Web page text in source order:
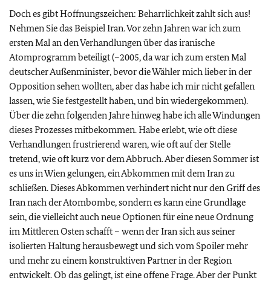
Doch es gibt Hoffnungszeichen: Beharrlichkeit zahlt sich aus!
Nehmen Sie das Beispiel Iran. Vor zehn Jahren war ich zum
ersten Mal an den Verhandlungen über das iranische
Atomprogramm beteiligt (–2005, da war ich zum ersten Mal
deutscher Außenminister, bevor die Wähler mich lieber in der
Opposition sehen wollten, aber das habe ich mir nicht gefallen
lassen, wie Sie festgestellt haben, und bin wiedergekommen).
Über die zehn folgenden Jahre hinweg habe ich alle Windungen
dieses Prozesses mitbekommen. Habe erlebt, wie oft diese
Verhandlungen frustrierend waren, wie oft auf der Stelle
tretend, wie oft kurz vor dem Abbruch. Aber diesen Sommer ist
es uns in Wien gelungen, ein Abkommen mit dem Iran zu
schließen. Dieses Abkommen verhindert nicht nur den Griff des
Iran nach der Atombombe, sondern es kann eine Grundlage
sein, die vielleicht auch neue Optionen für eine neue Ordnung
im Mittleren Osten schafft – wenn der Iran sich aus seiner
isolierten Haltung herausbewegt und sich vom Spoiler mehr
und mehr zu einem konstruktiven Partner in der Region
entwickelt. Ob das gelingt, ist eine offene Frage. Aber der Punkt